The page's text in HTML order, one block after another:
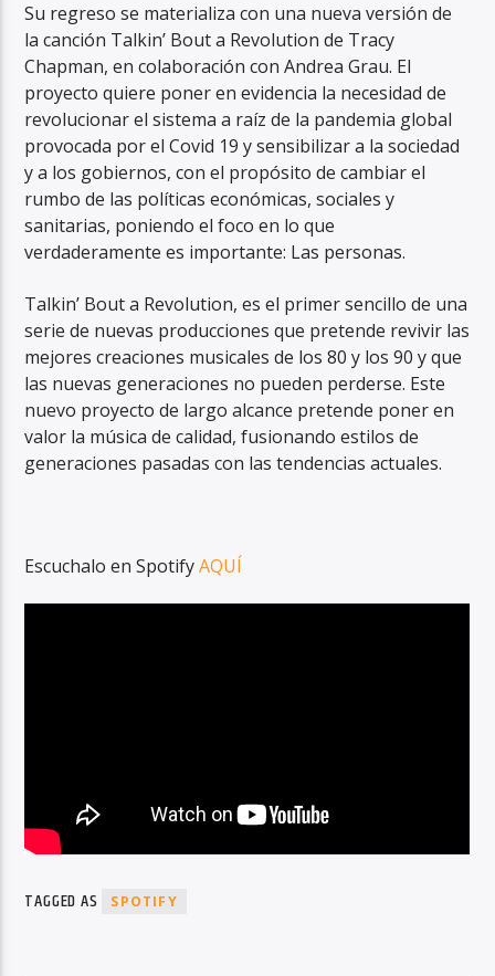
RadioAlternativo Live
Su regreso se materializa con una nueva versión de
la canción Talkin’ Bout a Revolution de Tracy
Chapman, en colaboración con Andrea Grau. El
proyecto quiere poner en evidencia la necesidad de
revolucionar el sistema a raíz de la pandemia global
provocada por el Covid 19 y sensibilizar a la sociedad
y a los gobiernos, con el propósito de cambiar el
rumbo de las políticas económicas, sociales y
sanitarias, poniendo el foco en lo que
verdaderamente es importante: Las personas.
Talkin’ Bout a Revolution, es el primer sencillo de una
serie de nuevas producciones que pretende revivir las
mejores creaciones musicales de los 80 y los 90 y que
las nuevas generaciones no pueden perderse. Este
nuevo proyecto de largo alcance pretende poner en
valor la música de calidad, fusionando estilos de
generaciones pasadas con las tendencias actuales.
Escuchalo en SpotifyAQUÍ
TAGGED AS SPOTIFY